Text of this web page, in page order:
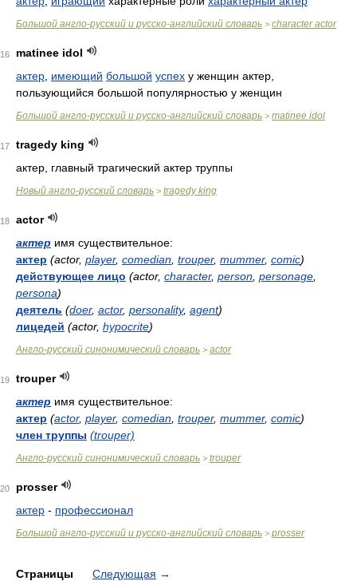
Большой англо-русский и русско-английский словарь > character actor
16
matinee idol
актер имеющий большой успех у женщин актер,
пользующийся большой популярностью у женщин
Большой англо-русский и русско-английский словарь > matinee idol
17
tragedy king
актер, главный трагический актер труппы
Новый англо-русский словарь > tragedy king
18
actor
актер имя существительное:
актер (actor, player, comedian trouper, mummer, comic)
действующее лицо (actor, character, person personage
persona)
деятель (doer, actor, personality, agent)
лицедей (actor, hypocrite)
Англо-русский синонимический словарь > actor
19
trouper
актер имя существительное:
актер (actor, player, comedian trouper, mummer, comic)
член труппы (trouper)
Англо-русский синонимический словарь > trouper
20
prosser
актер - профессионал
Большой англо-русский и русско-английский словарь > prosser
Страницы Следующая →